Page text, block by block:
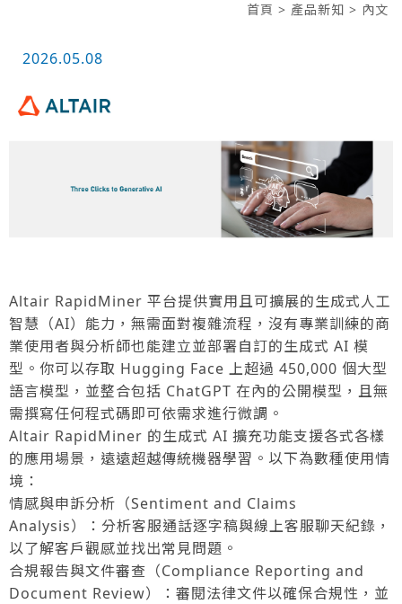
首頁 > 產品新知 > 內文
2026.05.08
Altair RapidMiner 平台提供實用且可擴展的生成式人工
智慧（AI）能力，無需面對複雜流程，沒有專業訓練的商
業使用者與分析師也能建立並部署自訂的生成式 AI 模
型。你可以存取 Hugging Face 上超過 450,000 個大型
語言模型，並整合包括 ChatGPT 在內的公開模型，且無
需撰寫任何程式碼即可依需求進行微調。
Altair RapidMiner 的生成式 AI 擴充功能支援各式各樣
的應用場景，遠遠超越傳統機器學習。以下為數種使用情
境：
情感與申訴分析（Sentiment and Claims
Analysis）：分析客服通話逐字稿與線上客服聊天紀錄，
以了解客戶觀感並找出常見問題。
合規報告與文件審查（Compliance Reporting and
Document Review）：審閱法律文件以確保合規性，並